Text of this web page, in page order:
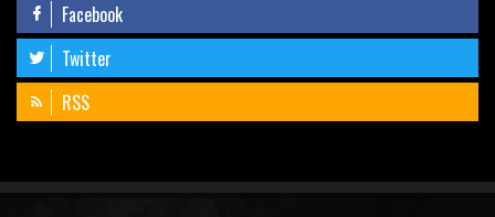
Facebook
Twitter
RSS